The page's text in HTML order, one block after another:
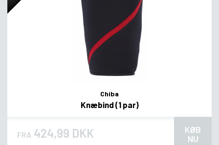
Chiba
Knæbind (1 par)
FRA 424,99 DKK
KØB
NU